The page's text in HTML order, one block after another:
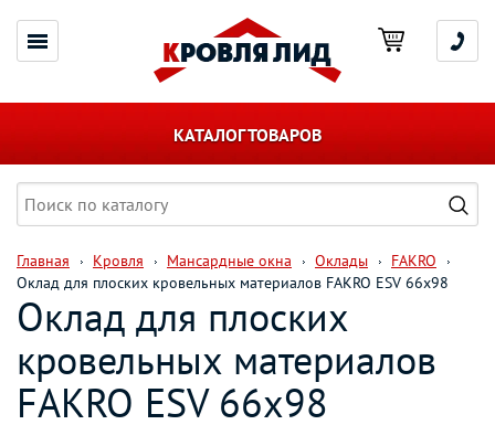
КАТАЛОГ ТОВАРОВ
Главная Кровля Мансардные окна Оклады
FAKRO
Оклад для плоских кровельных материалов FAKRO ESV 66х98
Оклад для плоских
кровельных материалов
FAKRO ESV 66х98